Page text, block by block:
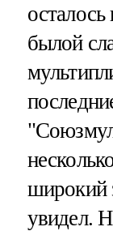
былой
широкий
увидел.